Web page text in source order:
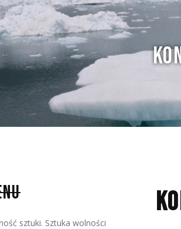
sztuki. Sztuka wolności